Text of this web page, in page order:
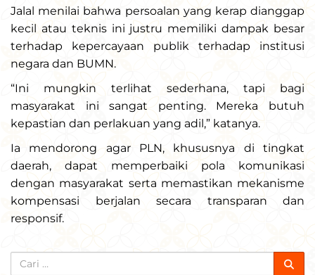
Jalal menilai bahwa persoalan yang kerap dianggap
kecil atau teknis ini justru memiliki dampak besar
terhadap kepercayaan publik terhadap institusi
negara dan BUMN.
“Ini mungkin terlihat sederhana, tapi bagi
masyarakat ini sangat penting. Mereka butuh
kepastian dan perlakuan yang adil,” katanya.
Ia mendorong agar PLN, khususnya di tingkat
daerah, dapat memperbaiki pola komunikasi
dengan masyarakat serta memastikan mekanisme
kompensasi berjalan secara transparan dan
responsif.